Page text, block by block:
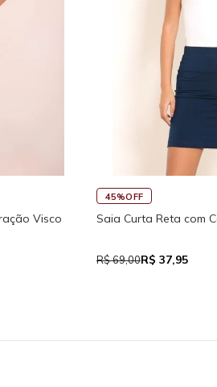
Visco
45%OFF
Saia Curta Reta com
R$ 69,00R$ 37,95